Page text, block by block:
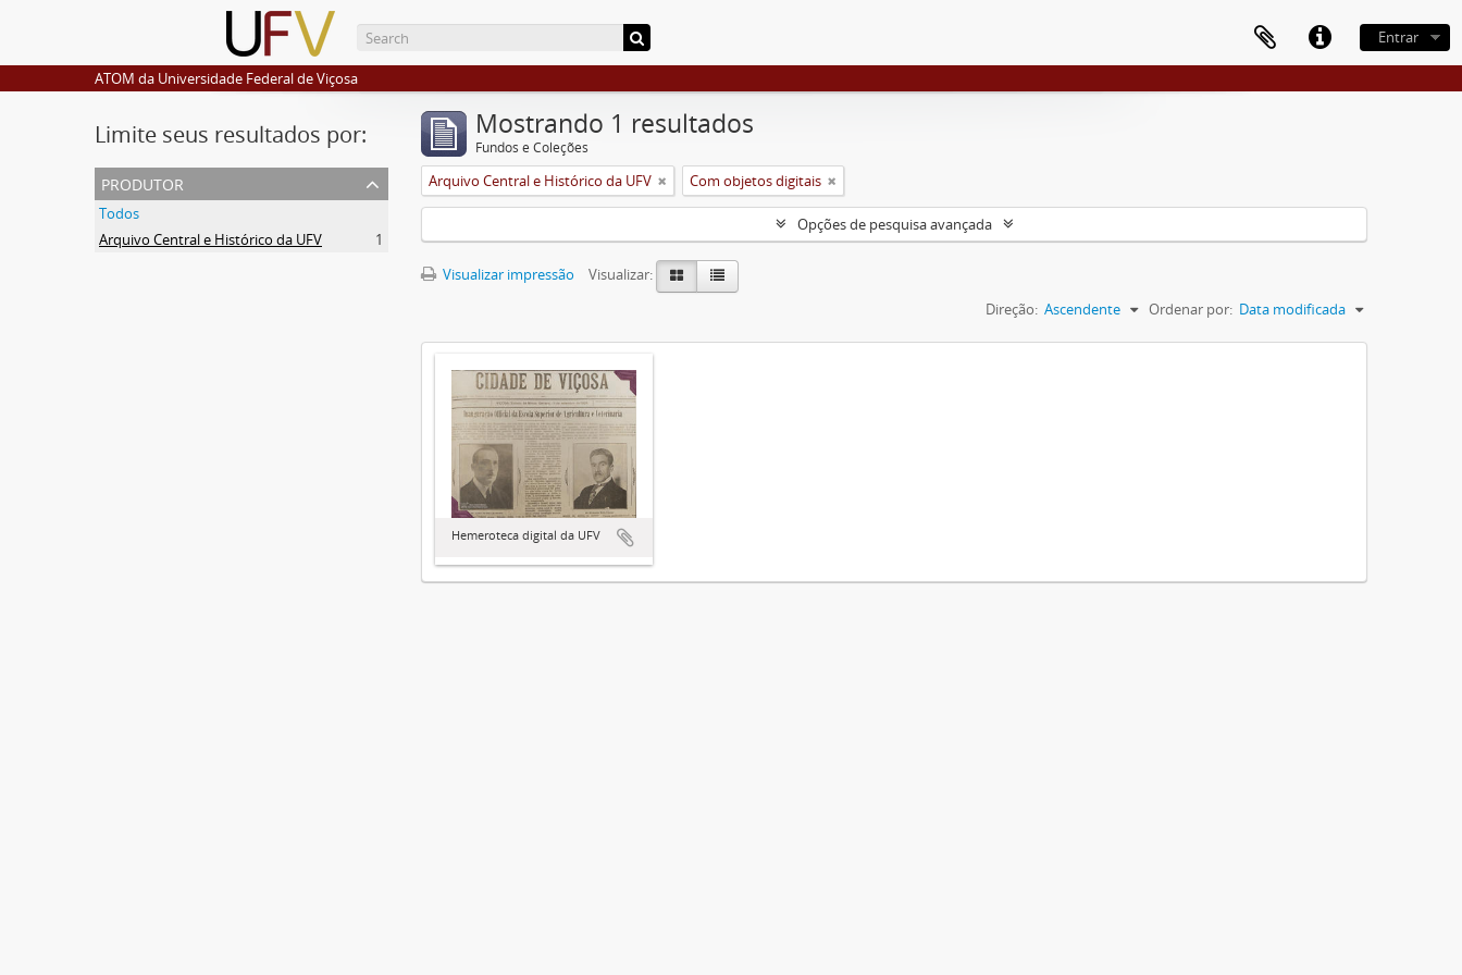
Entrar
ATOM da Universidade Federal de Viçosa
Limite seus resultados por:
produtor
Todos
Arquivo Central e Histórico da UFV
1
Mostrando 1 resultados
Fundos e Coleções
Arquivo Central e Histórico da UFV Com objetos digitais
Opções de pesquisa avançada
Visualizar impressão
Visualizar:
Ordenar por: Data modificada
Direção: Ascendente
Hemeroteca digital da UFV